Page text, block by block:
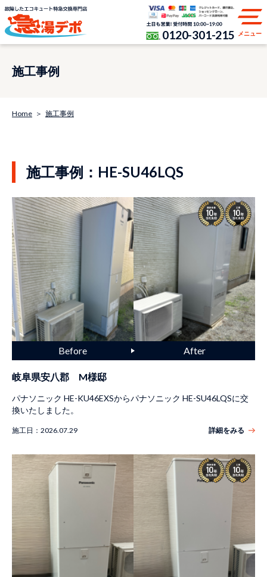
0120-301-215 メニュー
施工事例
Home 施工事例
施工事例：HE-SU46LQS
岐阜県安八郡 M様邸
パナソニック HE-KU46EXSからパナソニック HE-SU46LQSに交
換いたしました。
施工日： 2026.07.29 詳細をみる